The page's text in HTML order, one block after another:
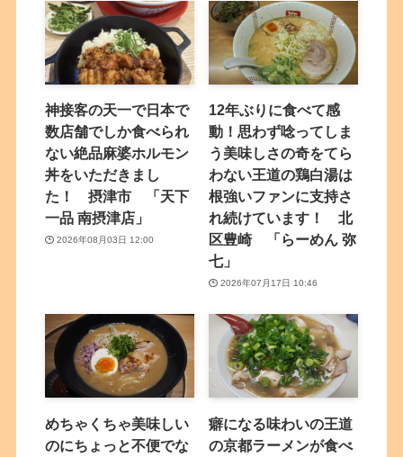
神接客の天一で日本で
数店舗でしか食べられ
ない絶品麻婆ホルモン
丼をいただきまし
た！ 摂津市 「天下
一品 南摂津店」
2026年08月03日 12:00
12年ぶりに食べて感
動！思わず唸ってしま
う美味しさの奇をてら
わない王道の鶏白湯は
根強いファンに支持さ
れ続けています！ 北
区豊崎 「らーめん 弥
七」
2026年07月17日 10:46
めちゃくちゃ美味しい
のにちょっと不便でな
癖になる味わいの王道
の京都ラーメンが食べ